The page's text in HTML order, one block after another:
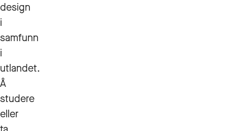
design
i
samfunn
i
utlandet.
Å
studere
eller